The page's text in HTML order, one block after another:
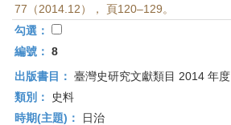
77（2014.12）， 頁120–129。
勾選：
編號： 8
出版書目： 臺灣史研究文獻類目 2014 年度
類別：
史料
時期(主題)：
日治